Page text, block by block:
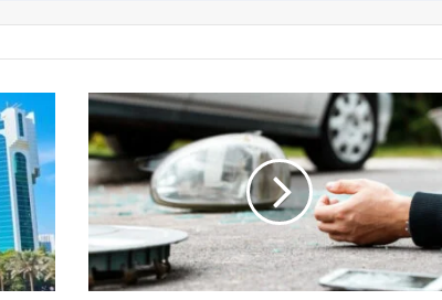
അപകടം
മൊബൈലിൽ
ഷൂട്ട്
ചെയ്യുന്നത്
കുറ്റകരം;
എല്ലാ
അനധികൃത
ഫോട്ടോഗ്രഫിക്കും
കാത്തിരിക്കുന്നത്